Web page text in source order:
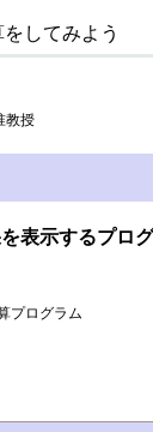
してみよう
教授
表示するプロ
プログラム